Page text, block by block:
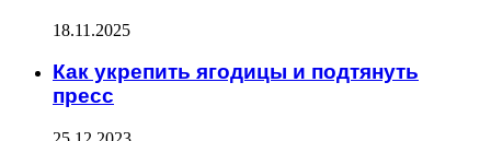
18.11.2025
Как укрепить ягодицы и подтянуть
пресс